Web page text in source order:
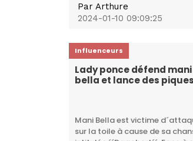
Par Arthure
2024-01-10 09:09:25
Influenceurs
Lady ponce défend mani
bella et lance des piques
Mani Bella est victime
sur la toile à cause de sa